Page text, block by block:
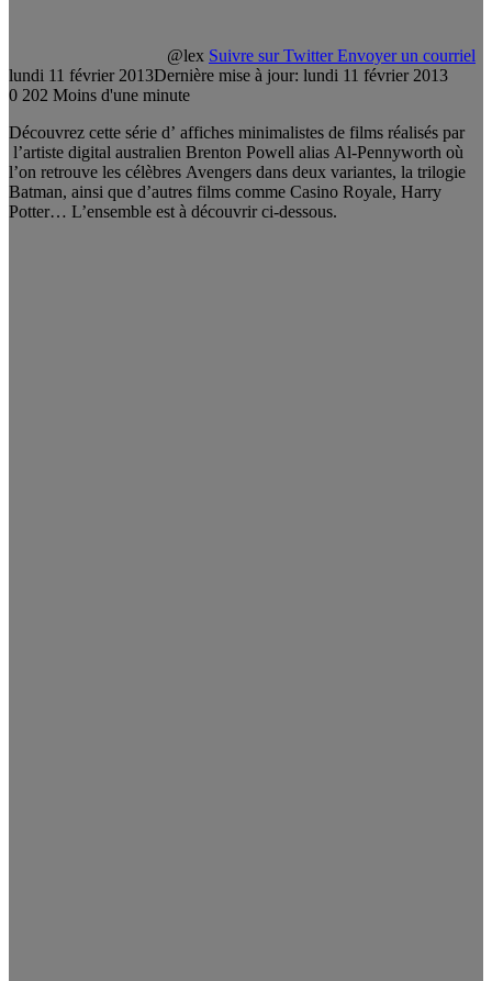
@lex Suivre sur Twitter Envoyer un courriel
lundi 11 février 2013Dernière mise à jour: lundi 11 février 2013
0 202 Moins d'une minute
Découvrez cette série d’ affiches minimalistes de films réalisés par
l’artiste digital australien Brenton Powell alias Al-Pennyworth où
l’on retrouve les célèbres Avengers dans deux variantes, la trilogie
Batman, ainsi que d’autres films comme Casino Royale, Harry
Potter… L’ensemble est à découvrir ci-dessous.